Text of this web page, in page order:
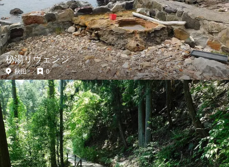
秘湯リヴェンジ
秋田 0